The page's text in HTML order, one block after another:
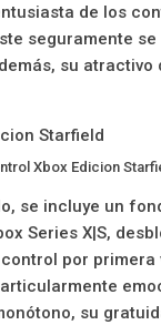
de los
seguramente
su atractivo
Xbox Edicion
se incluye un
Series X|S,
por primera
su